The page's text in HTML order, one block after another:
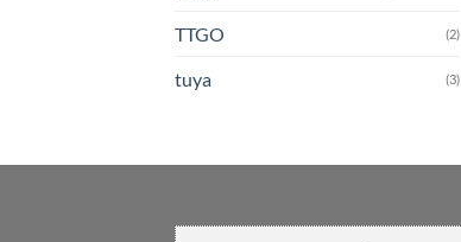
TTGO (2)
tuya (3)